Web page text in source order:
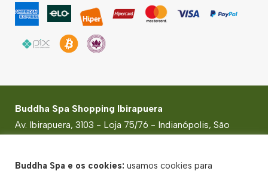
Buddha Spa Shopping Ibirapuera
Av. Ibirapuera, 3103 - Loja 75/76 - Indianópolis, São
Buddha Spa e os cookies: usamos cookies para